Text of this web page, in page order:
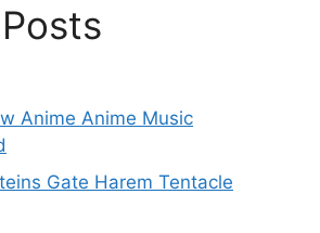
Anime Anime Music
Gate Harem Tentacle